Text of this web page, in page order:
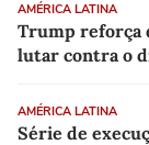
AMÉRICA LATINA
Trump reforça
lutar contra o
AMÉRICA LATINA
Série de